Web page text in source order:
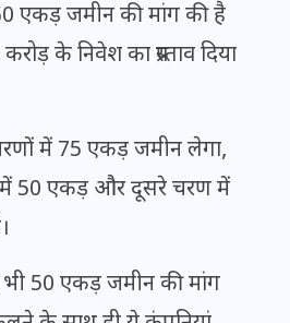
एकड़ जमीन की मांग की है
के निवेश का प्रस्ताव दिया
में 75 एकड़ जमीन लेगा,
50 एकड़ और दूसरे चरण में
50 एकड़ जमीन की मांग